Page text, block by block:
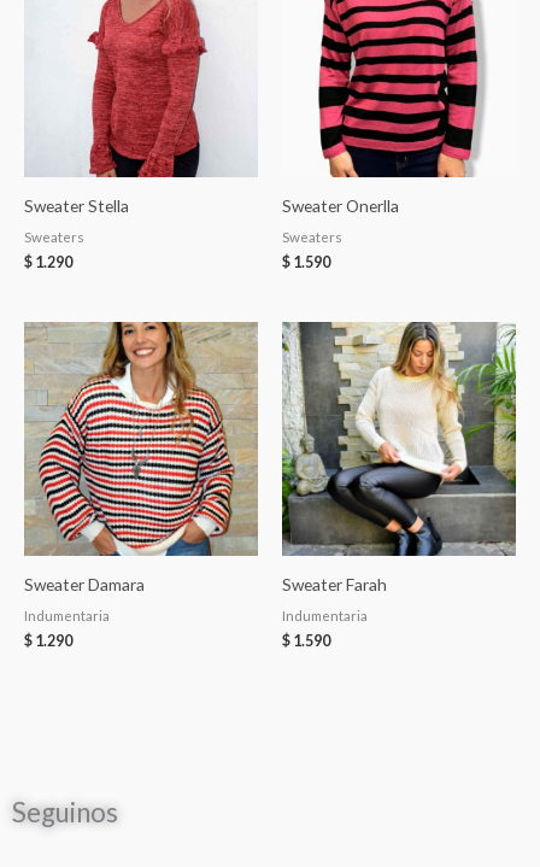
Sweater Stella
Sweaters
$ 1.290
Sweater Onerlla
Sweaters
$ 1.590
Sweater Damara
Indumentaria
$ 1.290
Sweater Farah
Indumentaria
$ 1.590
Seguinos